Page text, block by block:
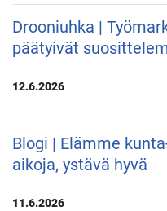
Drooniuhka |
päätyivät
12.6.2026
Blogi | Elämme
aikoja, ystävä hyvä
11.6.2026